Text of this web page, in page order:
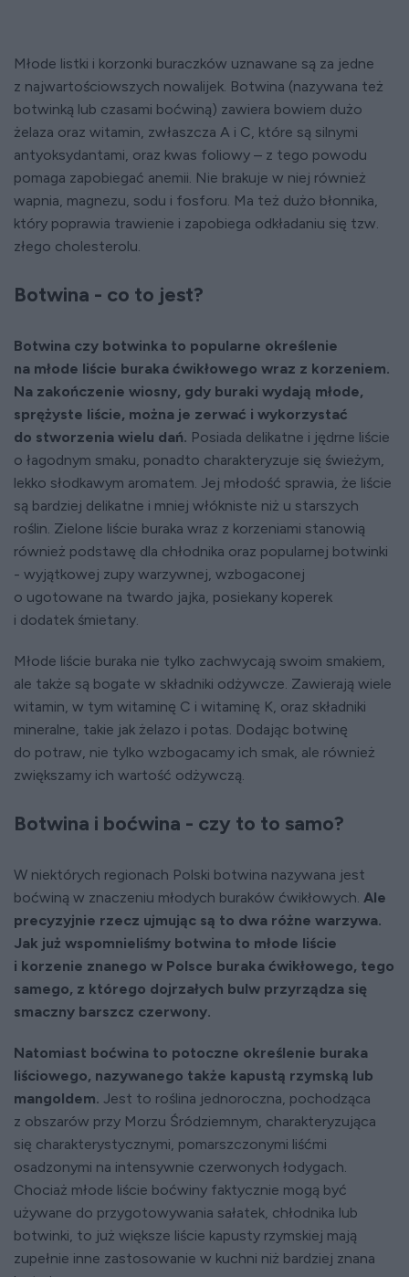
Młode listki i korzonki buraczków uznawane są za jedne
z najwartościowszych nowalijek. Botwina (nazywana też
botwinką lub czasami boćwiną) zawiera bowiem dużo
żelaza oraz witamin, zwłaszcza A i C, które są silnymi
antyoksydantami, oraz kwas foliowy – z tego powodu
pomaga zapobiegać anemii. Nie brakuje w niej również
wapnia, magnezu, sodu i fosforu. Ma też dużo błonnika,
który poprawia trawienie i zapobiega odkładaniu się tzw.
złego cholesterolu.
Botwina - co to jest?
Botwina czy botwinka to popularne określenie
na młode liście buraka ćwikłowego wraz z korzeniem.
Na zakończenie wiosny, gdy buraki wydają młode,
sprężyste liście, można je zerwać i wykorzystać
do stworzenia wielu dań. Posiada delikatne i jędrne liście
o łagodnym smaku, ponadto charakteryzuje się świeżym,
lekko słodkawym aromatem. Jej młodość sprawia, że liście
są bardziej delikatne i mniej włókniste niż u starszych
roślin. Zielone liście buraka wraz z korzeniami stanowią
również podstawę dla chłodnika oraz popularnej botwinki
- wyjątkowej zupy warzywnej, wzbogaconej
o ugotowane na twardo jajka, posiekany koperek
i dodatek śmietany.
Młode liście buraka nie tylko zachwycają swoim smakiem,
ale także są bogate w składniki odżywcze. Zawierają wiele
witamin, w tym witaminę C i witaminę K, oraz składniki
mineralne, takie jak żelazo i potas. Dodając botwinę
do potraw, nie tylko wzbogacamy ich smak, ale również
zwiększamy ich wartość odżywczą.
Botwina i boćwina - czy to to samo?
W niektórych regionach Polski botwina nazywana jest
boćwiną w znaczeniu młodych buraków ćwikłowych. Ale
precyzyjnie rzecz ujmując są to dwa różne warzywa.
Jak już wspomnieliśmy botwina to młode liście
i korzenie znanego w Polsce buraka ćwikłowego, tego
samego, z którego dojrzałych bulw przyrządza się
smaczny barszcz czerwony.
Natomiast boćwina to potoczne określenie buraka
liściowego, nazywanego także kapustą rzymską lub
mangoldem. Jest to roślina jednoroczna, pochodząca
z obszarów przy Morzu Śródziemnym, charakteryzująca
się charakterystycznymi, pomarszczonymi liśćmi
osadzonymi na intensywnie czerwonych łodygach.
Chociaż młode liście boćwiny faktycznie mogą być
używane do przygotowywania sałatek, chłodnika lub
botwinki, to już większe liście kapusty rzymskiej mają
zupełnie inne zastosowanie w kuchni niż bardziej znana